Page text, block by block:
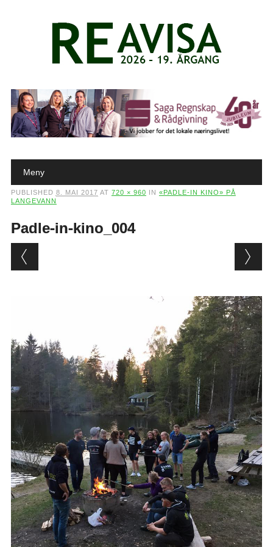
Main menu
Meny
PUBLISHED 8. MAI 2017 AT 720 × 960 IN «PADLE-IN KINO» PÅ
LANGEVANN
Padle-in-kino_004